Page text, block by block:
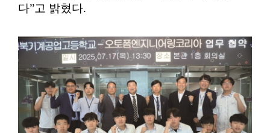
다”고 밝혔다.